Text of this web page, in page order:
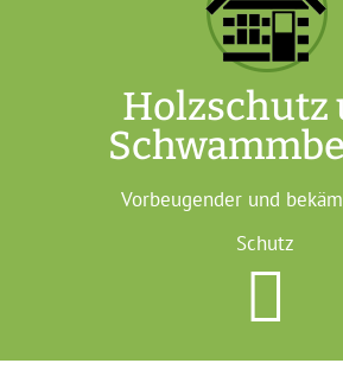
Holzschutz
Vorbeugender und
Schutz
